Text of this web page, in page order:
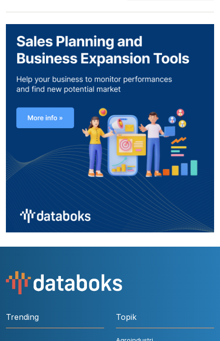
Trending Topik